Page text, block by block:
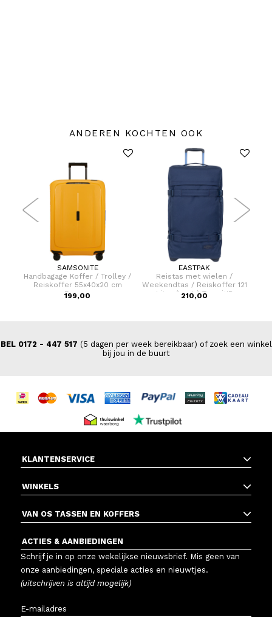
ANDEREN KOCHTEN OOK
SAMSONITE
Handbagage Koffer / Trolley /
Reiskoffer 55x40x20 cm
Essens
199,00
EASTPAK
Reistas met wielen /
Weekendtas / Reiskoffer 121
Liter (Large) Transit'R
210,00
BEL 0172 - 447 517 (5 dagen per week bereikbaar) of zoek een winkel
bij jou in de buurt
KLANTENSERVICE
WINKELS
VAN OS TASSEN EN KOFFERS
ACTIES & AANBIEDINGEN
Schrijf je in op onze wekelijkse nieuwsbrief. Mis geen van
onze aanbiedingen, speciale acties en nieuwtjes.
(uitschrijven is altijd mogelijk)
E-mailadres